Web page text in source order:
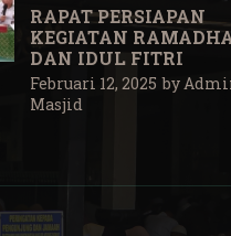
RAPAT PERSIAPAN
KEGIATAN
DAN IDUL FITRI
Februari 12, 2025 by
Masjid